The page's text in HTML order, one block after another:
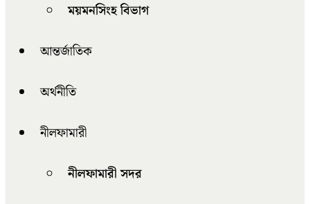
ময়মনসিংহ বিভাগ
আন্তর্জাতিক
অর্থনীতি
নীলফামারী
নীলফামারী সদর